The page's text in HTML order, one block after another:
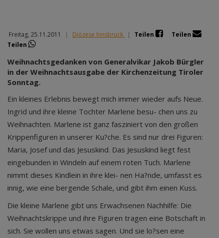
Freitag, 25.11.2011 | Diözese Innsbruck | Teilen
Teilen
Teilen
Weihnachtsgedanken von Generalvikar Jakob Bürgler
in der Weihnachtsausgabe der Kirchenzeitung Tiroler
Sonntag.
Ein kleines Erlebnis bewegt mich immer wieder aufs Neue.
Ingrid und ihre kleine Tochter Marlene besu- chen uns zu
Weihnachten. Marlene ist ganz fasziniert von den großen
Krippenfiguren in unserer Ku?che. Es sind nur drei Figuren:
Maria, Josef und das Jesuskind. Das Jesuskind liegt fest
eingebunden in Windeln auf einem roten Tuch. Marlene
nimmt dieses Kindlein in ihre klei- nen Ha?nde, umfasst es
innig, wie eine bergende Schale, und gibt ihm einen Kuss.
Die kleine Marlene gibt uns Erwachsenen Nachhilfe: Die
Weihnachtskrippe und ihre Figuren tragen eine Botschaft in
sich. Sie wollen uns etwas sagen. Und sie lo?sen eine